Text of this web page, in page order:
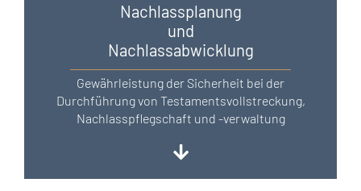
Nachlassplanung
und
Nachlassabwicklung
Gewährleistung der Sicherheit bei der
Durchführung von Testamentsvollstreckung,
Nachlasspflegschaft und -verwaltung